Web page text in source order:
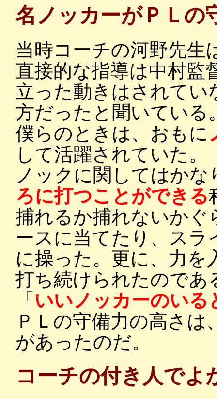
名ノッカーがＰＬの
当時コーチの河野先生
直接的な指導は中村監
立った動きはされてい
方だったと聞いている
僕らのときは、おもに
して活躍されていた。
ノックに関してはかな
ろに打つことができる
捕れるか捕れないかぐ
ースに当てたり、ス
に操った。更に、力を
打ち続けられたのであ
「 いいノッカーのいる
ＰＬの守備力の高さは
があったのだ。
コーチの付き人でよ